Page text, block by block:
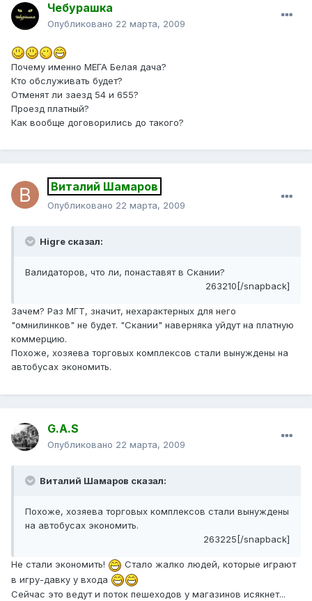
Чебурашка
Опубликовано 22 марта, 2009
Почему именно МЕГА Белая дача?
Кто обслуживать будет?
Отменят ли заезд 54 и 655?
Проезд платный?
Как вообще договорились до такого?
Виталий Шамаров
Опубликовано 22 марта, 2009
Higre сказал:
Валидаторов, что ли, понаставят в Скании?
263210[/snapback]
Зачем? Раз МГТ, значит, нехарактерных для него
"омнилинков" не будет. "Скании" наверняка уйдут на платную
коммерцию.
Похоже, хозяева торговых комплексов стали вынуждены на
автобусах экономить.
G.A.S
Опубликовано 22 марта, 2009
Виталий Шамаров сказал:
Похоже, хозяева торговых комплексов стали вынуждены
на автобусах экономить.
263225[/snapback]
Не стали экономить!
Стало жалко людей, которые играют
в игру-давку у входа
Сейчас это ведут и поток пешеходов у магазинов исякнет...